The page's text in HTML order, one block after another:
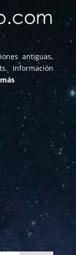
antiguas,
Información